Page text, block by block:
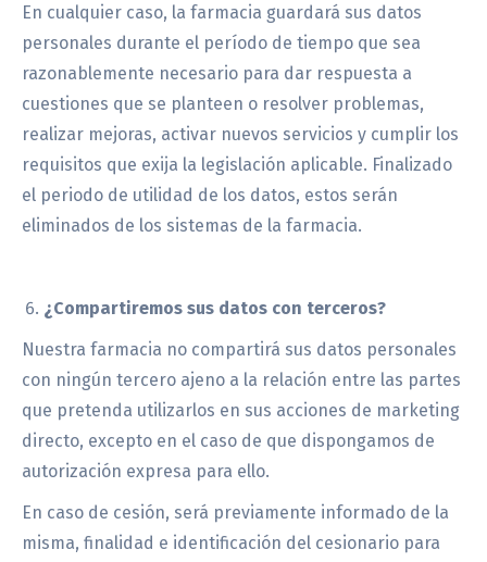
En cualquier caso, la farmacia guardará sus datos
personales durante el período de tiempo que sea
razonablemente necesario para dar respuesta a
cuestiones que se planteen o resolver problemas,
realizar mejoras, activar nuevos servicios y cumplir los
requisitos que exija la legislación aplicable. Finalizado
el periodo de utilidad de los datos, estos serán
eliminados de los sistemas de la farmacia.
¿Compartiremos sus datos con terceros?
Nuestra farmacia no compartirá sus datos personales
con ningún tercero ajeno a la relación entre las partes
que pretenda utilizarlos en sus acciones de marketing
directo, excepto en el caso de que dispongamos de
autorización expresa para ello.
En caso de cesión, será previamente informado de la
misma, finalidad e identificación del cesionario para